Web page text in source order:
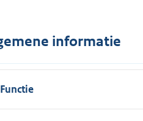
n
:
informatie
Functie